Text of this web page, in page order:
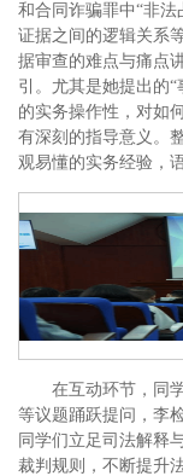
和合同诈骗罪中“非
证据之间的逻辑关系
据审查的难点与痛点
引。尤其是她提出的
的实务操作性，对如
有深刻的指导意义。
观易懂的实务经验，
在互动环节，同
等议题踊跃提问，李
同学们立足司法解释
裁判规则，不断提升